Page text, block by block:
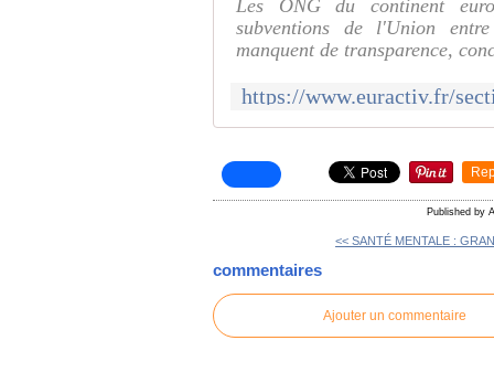
Les ONG du continent
subventions de l'Union
manquent de transparence,
Published by
<< SANTÉ MENTALE :
commentaires
Ajouter un commentaire